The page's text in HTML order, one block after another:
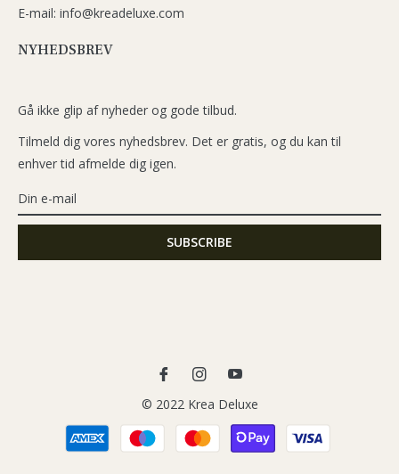
E-mail: info@kreadeluxe.com
NYHEDSBREV
Gå ikke glip af nyheder og gode tilbud.
Tilmeld dig vores nyhedsbrev. Det er gratis, og du kan til
enhver tid afmelde dig igen.
Ins
You
© 2022 Krea Deluxe